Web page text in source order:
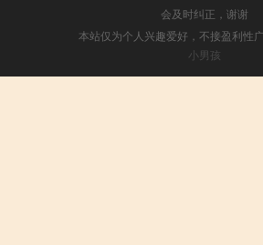
会及时纠正，谢谢
本站仅为个人兴趣爱好，不接盈利性
小男孩